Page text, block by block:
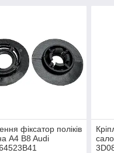
фіксатор поліків
A4 B8 Audi